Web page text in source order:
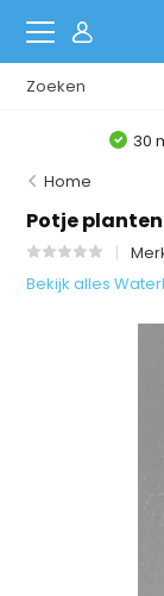
30
Home
Potje
Bekijk alles